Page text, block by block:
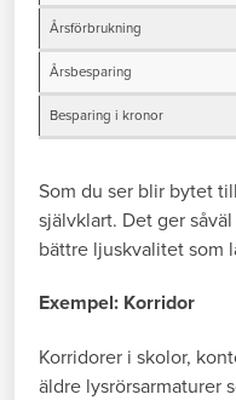
Årsförbrukning
Årsbesparing
Besparing i kronor
Som du ser blir bytet
självklart. Det ger
bättre ljuskvalitet som
Exempel: Korridor
Korridorer i skolor,
äldre lysrörsarmaturer